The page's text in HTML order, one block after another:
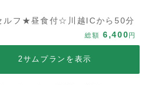
ルフ★昼食付☆川越ICから50分
総額 6,400円
2サムプランを表示